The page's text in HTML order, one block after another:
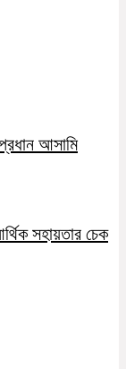
আসামি
সহায়তার চেক